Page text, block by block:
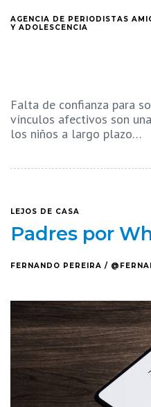
AGENCIA DE PERIODISTAS
Y ADOLESCENCIA
Falta de confianza para
vínculos afectivos son
los niños a largo plazo…
LEJOS DE CASA
Padres por
FERNANDO PEREIRA /